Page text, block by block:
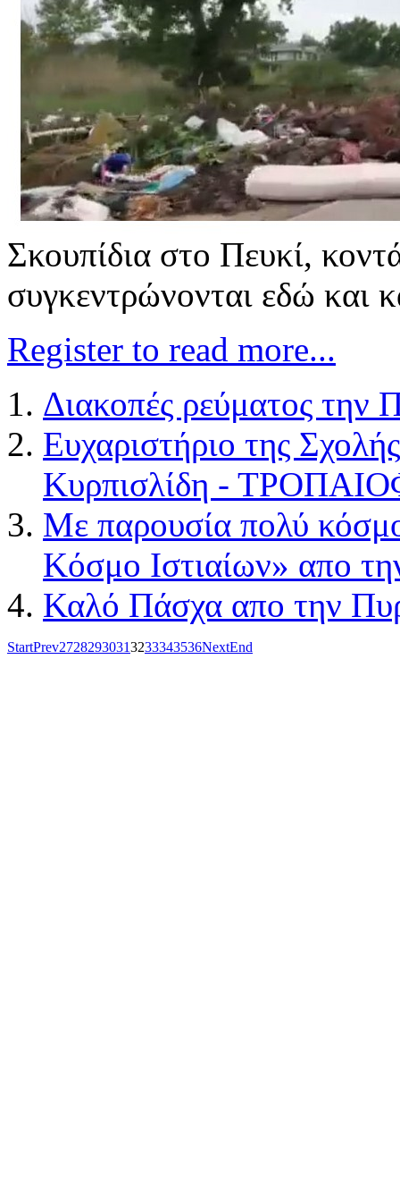
Σκουπίδια στο Πευκί,
συγκεντρώνονται εδώ και
Register to read more...
Διακοπές ρεύματος την
Ευχαριστήριο της
Κυρπισλίδη -
Με παρουσία πολύ
Κόσμο Ιστιαίων» απο
Καλό Πάσχα απο την
StartPrev27282930313233343536NextEnd